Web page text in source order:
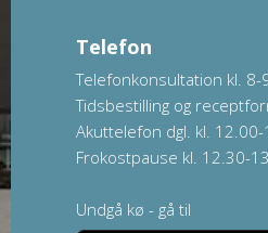
Telefon
Telefonkonsultation kl. 8-
Tidsbestilling og
Akuttelefon dgl. kl.
Frokostpause kl. 12.30-13
Undgå kø - gå til